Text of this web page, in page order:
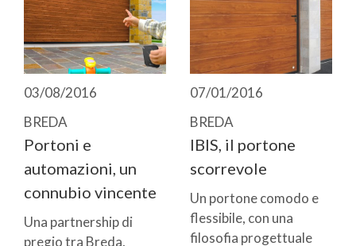
03/08/2016
BREDA
Portoni e
automazioni, un
connubio vincente
Una partnership di
pregio tra Breda,
07/01/2016
BREDA
IBIS, il portone
scorrevole
Un portone comodo e
flessibile, con una
filosofia progettuale